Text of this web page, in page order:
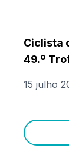
Ciclista
49.º
15 julho